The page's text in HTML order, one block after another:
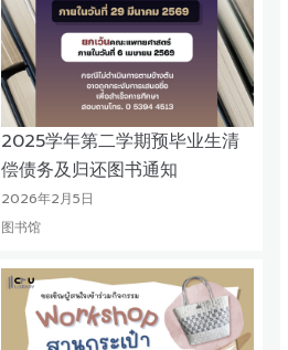
2025学年第二学期预毕业生清
偿债务及归还图书通知
2026年2月5日
图书馆